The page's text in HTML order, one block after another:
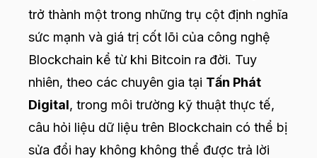
trở thành một trong những trụ cột định nghĩa
sức mạnh và giá trị cốt lõi của công nghệ
Blockchain kể từ khi Bitcoin ra đời. Tuy
nhiên, theo các chuyên gia tại Tấn Phát
Digital, trong môi trường kỹ thuật thực tế,
câu hỏi liệu dữ liệu trên Blockchain có thể bị
sửa đổi hay không không thể được trả lời